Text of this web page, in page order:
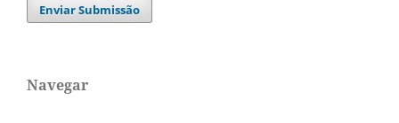
Enviar Submissão
Navegar